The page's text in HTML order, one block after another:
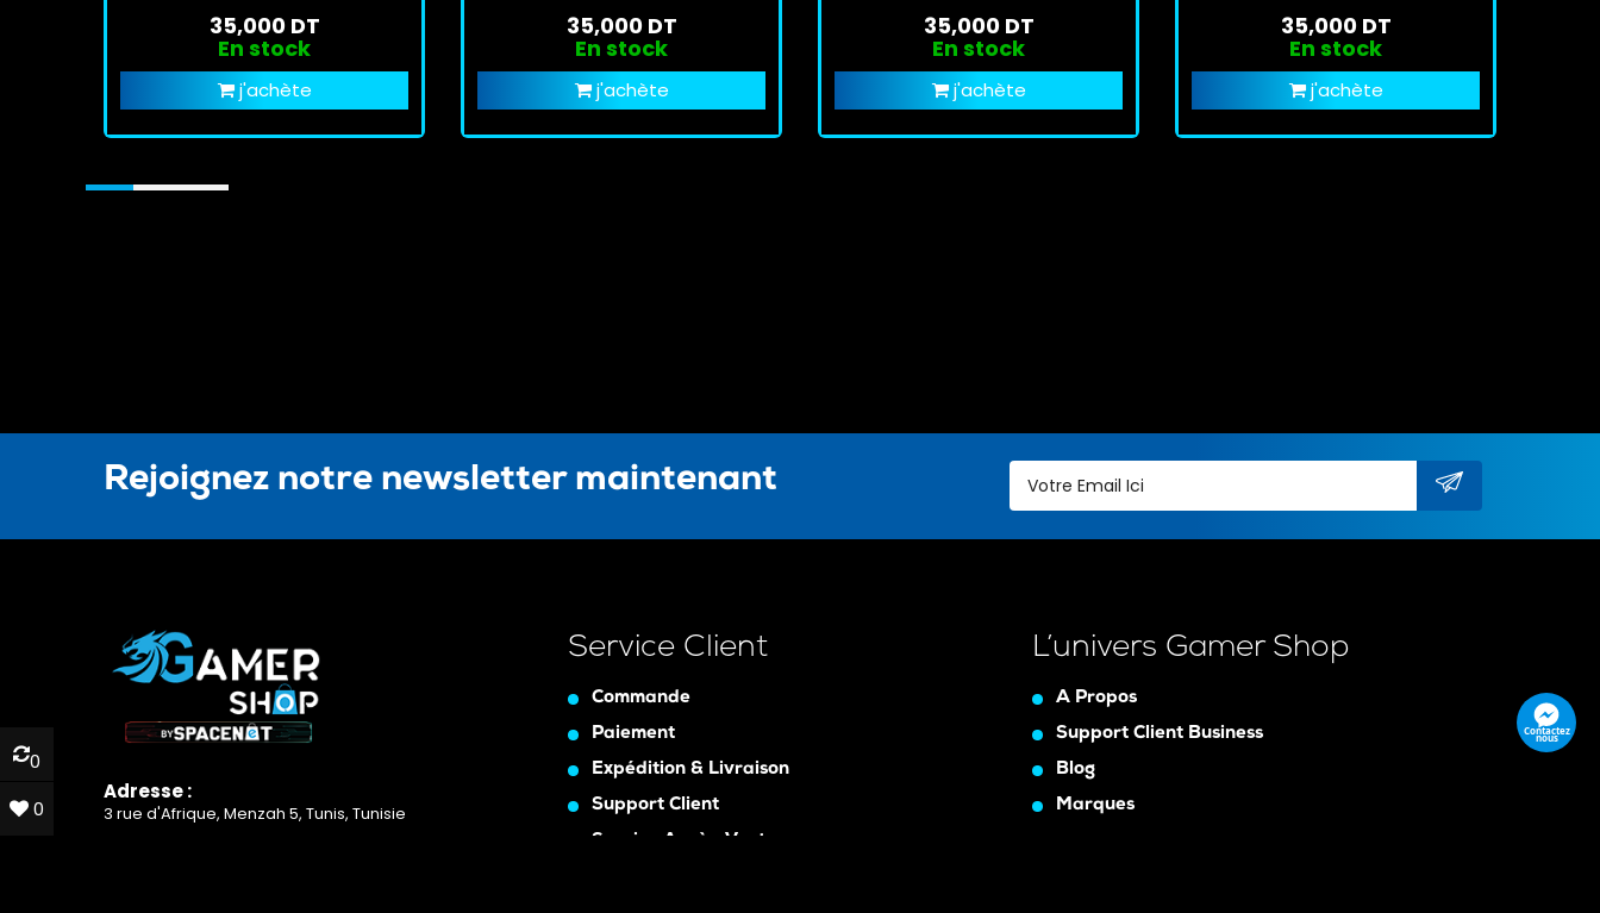
35,000 DT
En stock
j'achète
35,000 DT
En stock
j'achète
35,000 DT
En stock
j'achète
35,000 DT
En stock
j'achète
Rejoignez notre newsletter maintenant
Adresse :
3 rue d'Afrique, Menzah 5, Tunis, Tunisie
Service Client
Commande
Paiement
Expédition & Livraison
Support Client
Service Après-Vente
L’univers Gamer Shop
A Propos
Support Client Business
Blog
Marques
Contactez
nous
0
0
0
0